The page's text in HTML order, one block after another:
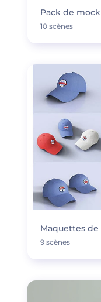
Pack de
10 scènes
Maquettes
9 scènes